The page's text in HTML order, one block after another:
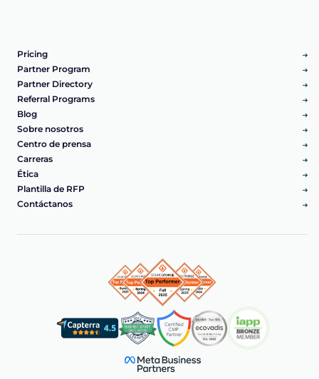
Pricing
Partner Program
Partner Directory
Referral Programs
Blog
Sobre nosotros
Centro de prensa
Carreras
Ética
Plantilla de RFP
Contáctanos